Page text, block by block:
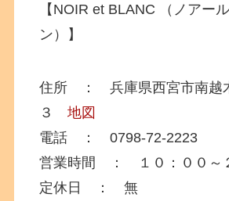
【NOIR et BLANC （ノアー
ン）】
住所 ： 兵庫県西宮市南越
３地図
電話 ： 0798-72-2223
営業時間 ： １０：００～
定休日 ： 無